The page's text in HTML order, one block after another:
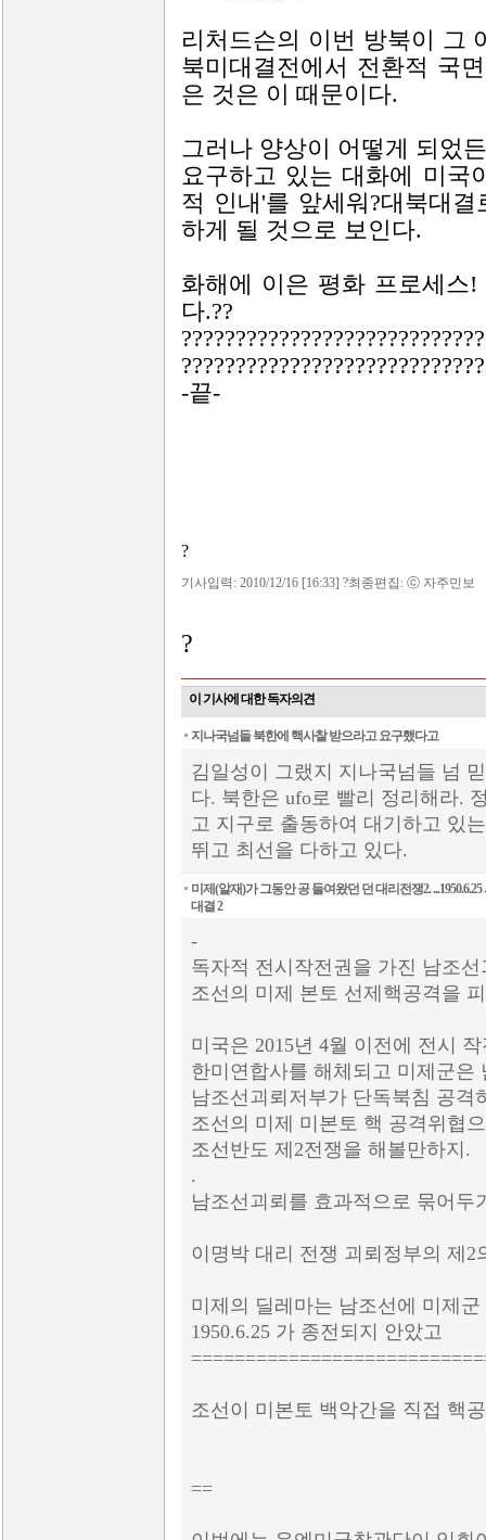
리처드슨의 이번 방북이 그
북미대결전에서 전환적 국
은 것은 이 때문이다.
그러나 양상이 어떻게 되었
요구하고 있는 대화에 미국
적 인내'를 앞세워?대북대
하게 될 것으로 보인다.
화해에 이은 평화 프로세스
다.??
-끝-
?
기사입력: 2010/12/16 [16:33] ?최종편집: ⓒ 자주민보
?
이 기사에 대한 독자의견
지나국넘들 북한에 핵사찰 받으라고 요구했다고
김일성이 그랬지 지나국넘들 넘
다. 북한은 ufo로 빨리 정리해라.
고 지구로 출동하여 대기하고 있
뛰고 최선을 다하고 있다.
미제(알재)가 그동안 공 들여왔던 던 대리전쟁2.
대결 2
-
독자적 전시작전권을 가진 남조
조선의 미제 본토 선제핵공격을
미국은 2015년 4월 이전에 전시
한미연합사를 해체되고 미제군은
남조선괴뢰저부가 단독북침 공격
조선의 미제 미본토 핵 공격위협
조선반도 제2전쟁을 해볼만하지.
.
남조선괴뢰를 효과적으로 묶어두
이명박 대리 전쟁 괴뢰정부의 제
미제의 딜레마는 남조선에 미제
1950.6.25 가 종전되지 안았고
조선이 미본토 백악간을 직접 핵
==